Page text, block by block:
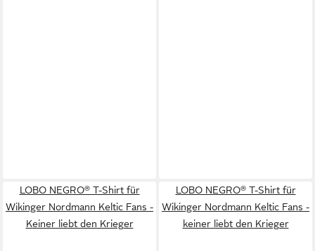
LOBO NEGRO® T-Shirt für
Wikinger Nordmann Keltic Fans -
Keiner liebt den Krieger
LOBO NEGRO® T-Shirt für
Wikinger Nordmann Keltic Fans -
keiner liebt den Krieger